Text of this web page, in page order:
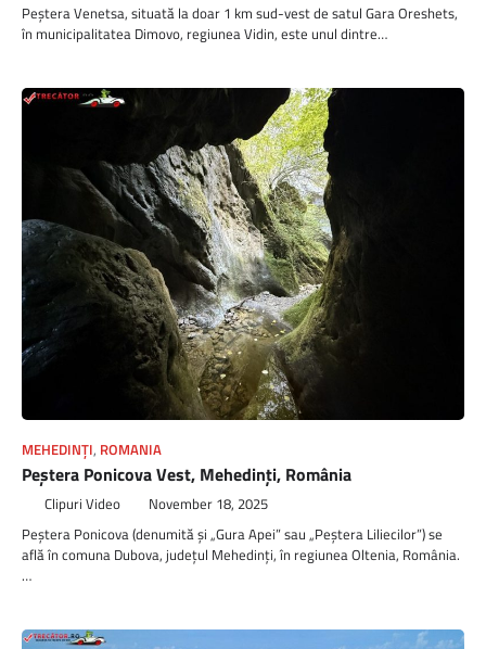
Peștera Venetsa, situată la doar 1 km sud-vest de satul Gara Oreshets,
în municipalitatea Dimovo, regiunea Vidin, este unul dintre…
MEHEDINȚI, ROMANIA
Peştera Ponicova Vest, Mehedinți, România
Clipuri Video November 18, 2025
Peștera Ponicova (denumită și „Gura Apei” sau „Peștera Liliecilor”) se
află în comuna Dubova, județul Mehedinți, în regiunea Oltenia, România.
…